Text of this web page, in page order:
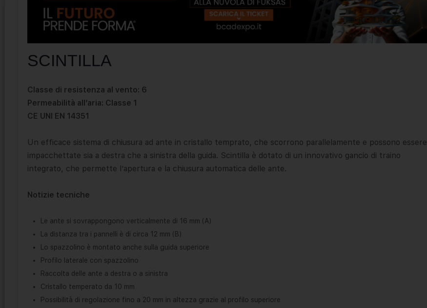
SCINTILLA
Classe di resistenza al vento: 6
Permeabilità all’aria: Classe 1
CE UNI EN 14351
Un efficace sistema di chiusura ad ante in cristallo temprato, che scorrono parallelamente e possono essere
impacchettate sia a destra che a sinistra della guida. Scintilla è dotato di un innovativo gancio di traino
integrato, che permette l’apertura e la chiusura automatica delle ante.
Notizie tecniche
Le ante si sovrappongono verticalmente di 16 mm (A)
La distanza tra i pannelli è di circa 12 mm (B)
Lo spazzolino è montato anche sulla guida superiore
Profilo laterale con spazzolino
Raccolta delle ante a destra o a sinistra
Cristallo temperato da 10 mm
Possibilità di regolazione fino a 20 mm in altezza grazie al profilo superiore